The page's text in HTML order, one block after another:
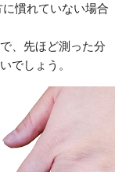
慣れていない場合
、先ほど測った分
でしょう。